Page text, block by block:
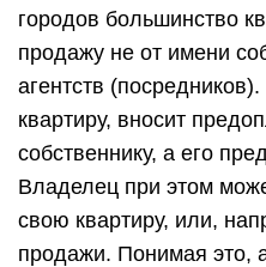
городов большинство
продажу не от имени
агентств
квартиру, вносит
собственнику, а его
Владелец при этом
свою квартиру, или,
продажи. Понимая это,